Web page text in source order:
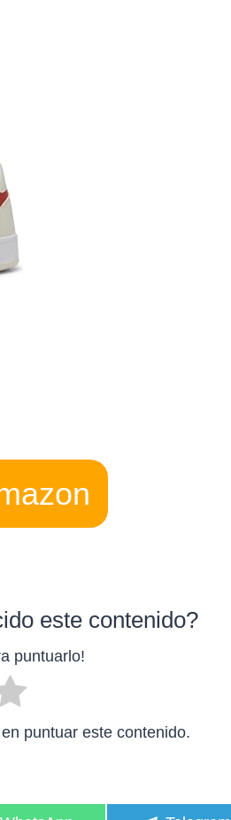
este contenido?
puntuarlo!
puntuar este contenido.